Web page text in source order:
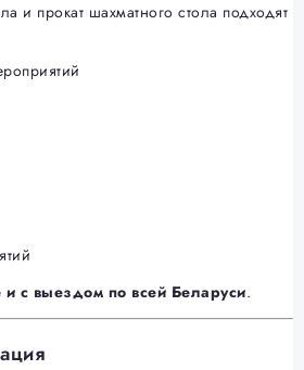
и прокат шахматного стола подходят
с выездом по всей Беларуси.